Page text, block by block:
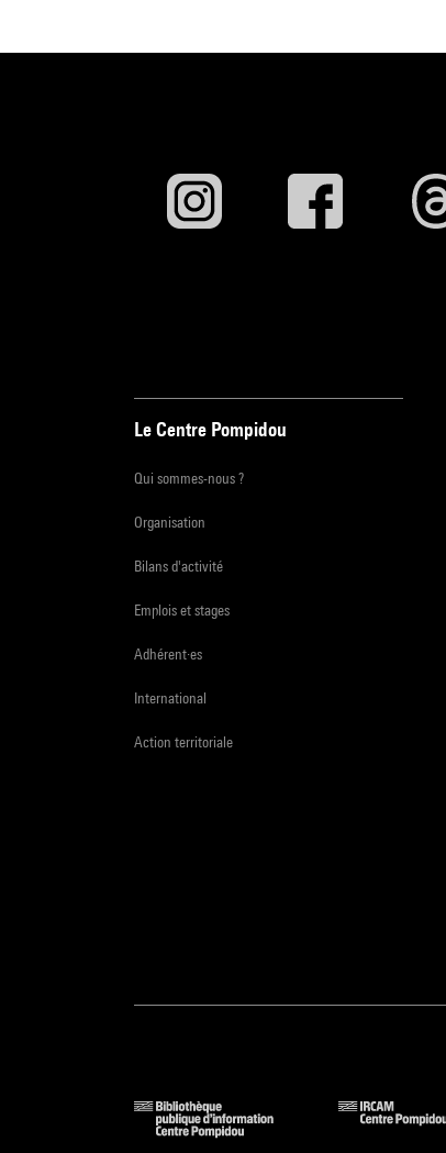
Le Centre Pompidou
Qui sommes-nous ?
Organisation
Bilans d'activité
Emplois et stages
Adhérent·es
International
Action territoriale